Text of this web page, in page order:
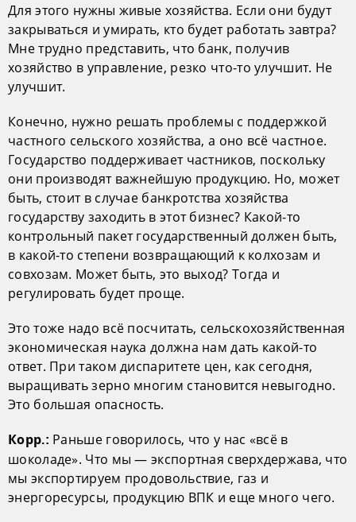
Для этого нужны живые хозяйства. Если они будут
закрываться и умирать, кто будет работать завтра?
Мне трудно представить, что банк, получив
хозяйство в управление, резко что-то улучшит. Не
улучшит.
Конечно, нужно решать проблемы с поддержкой
частного сельского хозяйства, а оно всё частное.
Государство поддерживает частников, поскольку
они производят важнейшую продукцию. Но, может
быть, стоит в случае банкротства хозяйства
государству заходить в этот бизнес? Какой-то
контрольный пакет государственный должен быть,
в какой-то степени возвращающий к колхозам и
совхозам. Может быть, это выход? Тогда и
регулировать будет проще.
Это тоже надо всё посчитать, сельскохозяйственная
экономическая наука должна нам дать какой-то
ответ. При таком диспаритете цен, как сегодня,
выращивать зерно многим становится невыгодно.
Это большая опасность.
Корр.: Раньше говорилось, что у нас «всё в
шоколаде». Что мы — экспортная сверхдержава, что
мы экспортируем продовольствие, газ и
энергоресурсы, продукцию ВПК и еще много чего.